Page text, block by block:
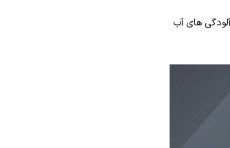
فرصت‌های شغلی
های آب